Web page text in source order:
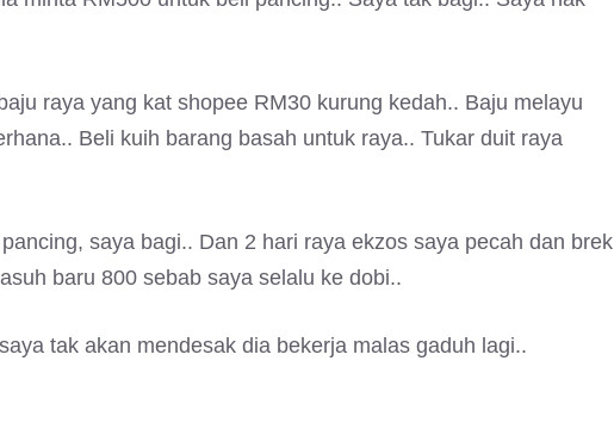
raya yang kat shopee RM30 kurung kedah.. Baju melayu
Beli kuih barang basah untuk raya.. Tukar duit raya
saya bagi.. Dan 2 hari raya ekzos saya pecah dan brek
baru 800 sebab saya selalu ke dobi..
tak akan mendesak dia bekerja malas gaduh lagi..